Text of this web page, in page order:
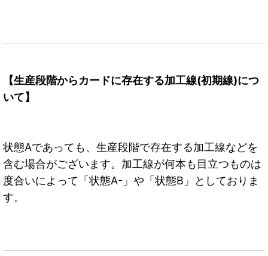
【生産段階からカードに存在する加工線(初期線)につ
いて】
状態Aであっても、生産段階で存在する加工線などを
含む場合がございます。加工線が何本も目立つものは
度合いによって「状態A-」や「状態B」としておりま
す。